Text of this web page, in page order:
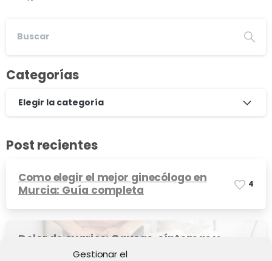
Gestionar el
Categorías
Elegir la categoría
Post recientes
Como elegir el mejor ginecólogo en
Murcia: Guía completa
4
Dolor de ovarios: Causas, síntomas y
tratamientos